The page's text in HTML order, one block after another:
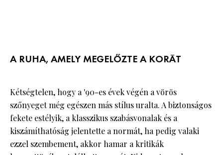
A RUHA, AMELY MEGELŐZTE A KORÁT
Kétségtelen, hogy a '90-es évek végén a vörös
szőnyeget még egészen más stílus uralta. A biztonságos
fekete estélyik, a klasszikus szabásvonalak és a
kiszámíthatóság jelentette a normát, ha pedig valaki
ezzel szembement, akkor hamar a kritikák